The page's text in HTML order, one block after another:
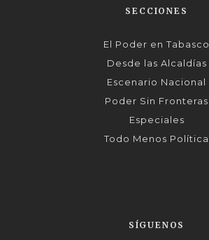
SECCIONES
El Poder en Tabasco
Desde las Alcaldías
Escenario Nacional
Poder Sin Fronteras
Especiales
Todo Menos Política
SÍGUENOS